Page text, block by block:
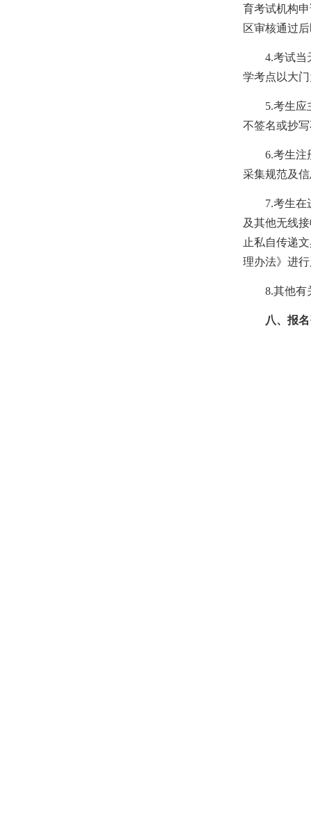
育考试机构
区审核通过
4.考试当天
学考点以大
5.考生应主
不签名或抄
6.考生注册
采集规范及
7.考生在进
及其他无线
止私自传递
理办法》进
8.其他有关
八、报名咨